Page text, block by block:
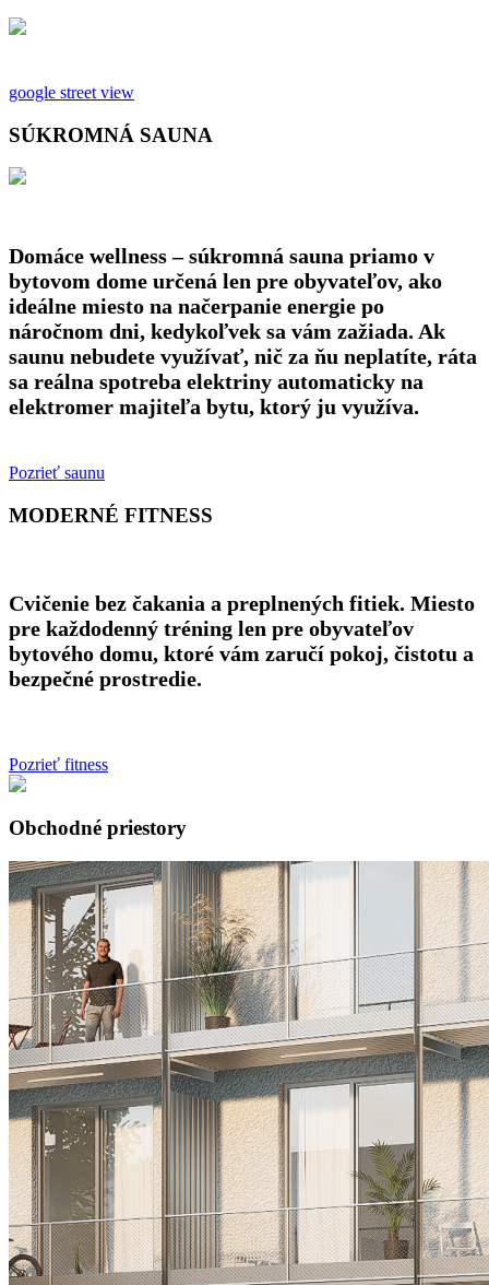
google street view
SÚKROMNÁ SAUNA
Domáce wellness – súkromná sauna priamo v
bytovom dome určená len pre obyvateľov, ako
ideálne miesto na načerpanie energie po
náročnom dni, kedykoľvek sa vám zažiada. Ak
saunu nebudete využívať, nič za ňu neplatíte, ráta
sa reálna spotreba elektriny automaticky na
elektromer majiteľa bytu, ktorý ju využíva.
Pozrieť saunu
MODERNÉ FITNESS
Cvičenie bez čakania a preplnených fitiek. Miesto
pre každodenný tréning len pre obyvateľov
bytového domu, ktoré vám zaručí pokoj, čistotu a
bezpečné prostredie.
Pozrieť fitness
Obchodné priestory